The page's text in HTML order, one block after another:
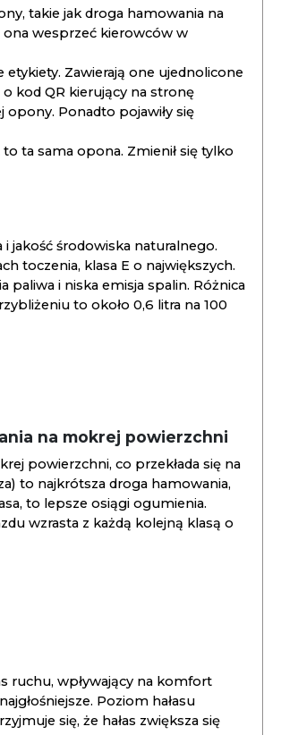
takie jak droga hamowania na
ona wesprzeć kierowców w
Zawierają one ujednolicone
kod QR kierujący na stronę
Ponadto pojawiły się
ta sama opona. Zmienił się tylko
jakość środowiska naturalnego.
toczenia, klasa E o największych.
paliwa i niska emisja spalin. Różnica
to około 0,6 litra na 100
na mokrej powierzchni
powierzchni, co przekłada się na
to najkrótsza droga hamowania,
to lepsze osiągi ogumienia.
wzrasta z każdą kolejną klasą o
ruchu, wpływający na komfort
Poziom hałasu
się, że hałas zwiększa się